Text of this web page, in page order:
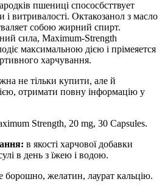
пшениці спососбсттвует
і витривалості. Октакозанол з масло
собою жирний спирт.
сила, Maximum-Strength
максимальною дією і прімеяется
харчування.
не тільки купити, але й
отримати повну інформацію у
Strength, 20 mg, 30 Capsules.
в якості харчової добавки
в день з їжею і водою.
борошно, желатин, лаурат кальцію.